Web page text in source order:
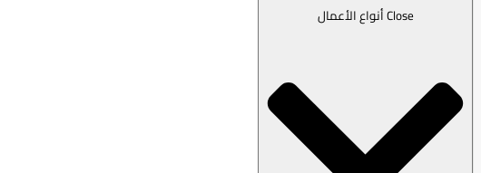
Close أنواع الأعمال